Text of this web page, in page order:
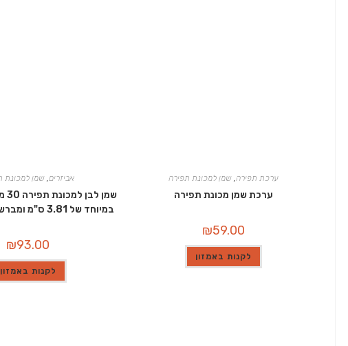
ערכת תפירה ,שמן למכונת תפירה
ערכת שמן מכונת תפירה
₪59.00
לקנות באמזון
אביזרים, שמן למכונת
במיוחד של 3.81 ס"מ ומברשת ראש כפולה
₪93.00
לקנות באמזון